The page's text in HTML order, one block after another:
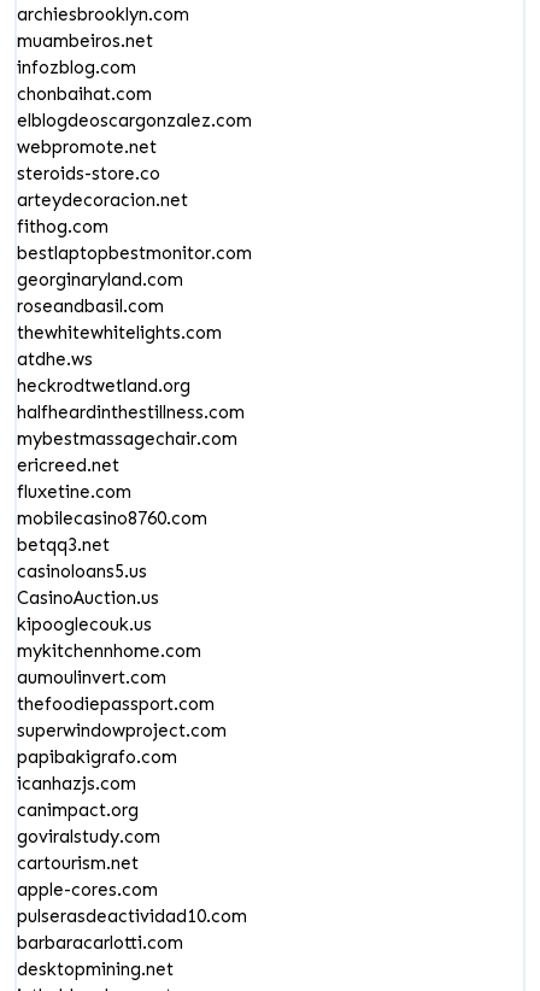
archiesbrooklyn.com
muambeiros.net
infozblog.com
chonbaihat.com
elblogdeoscargonzalez.com
webpromote.net
steroids-store.co
arteydecoracion.net
fithog.com
bestlaptopbestmonitor.com
georginaryland.com
roseandbasil.com
thewhitewhitelights.com
atdhe.ws
heckrodtwetland.org
halfheardinthestillness.com
mybestmassagechair.com
ericreed.net
fluxetine.com
mobilecasino8760.com
betqq3.net
casinoloans5.us
CasinoAuction.us
kipooglecouk.us
mykitchennhome.com
aumoulinvert.com
thefoodiepassport.com
superwindowproject.com
papibakigrafo.com
icanhazjs.com
canimpact.org
goviralstudy.com
cartourism.net
apple-cores.com
pulserasdeactividad10.com
barbaracarlotti.com
desktopmining.net